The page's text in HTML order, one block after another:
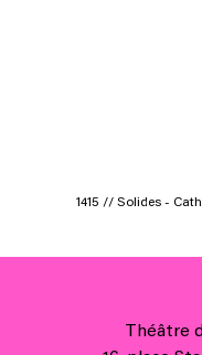
1415 // Solides -
Théâtre